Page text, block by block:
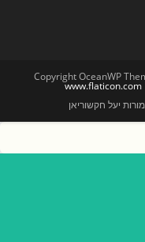
Copyright OceanWP
www.flaticon.com
יעל חקשוריאן